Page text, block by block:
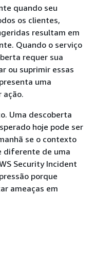
quando seu
os clientes,
resultam em
Quando o serviço
requer sua
ou suprimir essas
uma
ação.
Uma descoberta
hoje pode ser
se o contexto
diferente de uma
Security Incident
porque
ameaças em